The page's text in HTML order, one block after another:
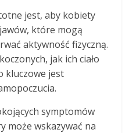
jest, aby kobiety
które mogą
aktywność fizyczną.
jak ich ciało
kluczowe jest
symptomów
może wskazywać na